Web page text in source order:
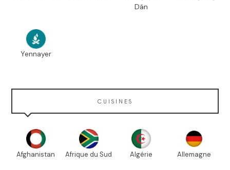
Dán
Yennayer
CUISINES
Afghanistan Afrique du Sud Algérie Allemagne